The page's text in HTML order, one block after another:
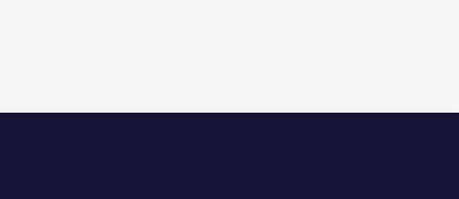
July 20, 2026 前德國國腳克羅斯
下英雄淚，而這一屆可能是他的最後一